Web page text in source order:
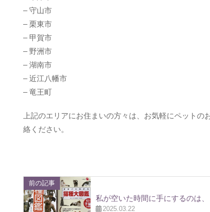
– 守山市
– 栗東市
– 甲賀市
– 野洲市
– 湖南市
– 近江八幡市
– 竜王町
上記のエリアにお住まいの方々は、お気軽にペット
絡ください。
前の記事
私が空いた時間に手にするのは、
2025.03.22